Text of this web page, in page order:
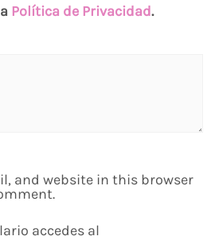
Política de Privacidad.
and website in this browser
accedes al